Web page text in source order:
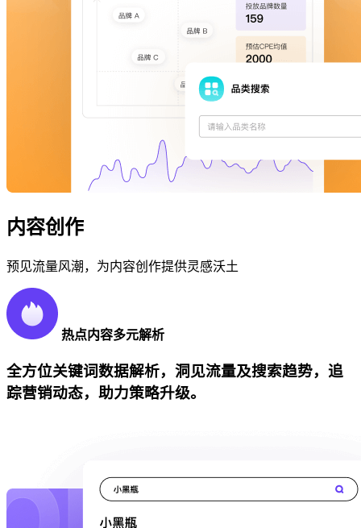
内容创作
预见流量风潮，为内容创作提供灵感沃土
热点内容多元解析
全方位关键词数据解析，洞见流量及搜索趋势，追
踪营销动态，助力策略升级。